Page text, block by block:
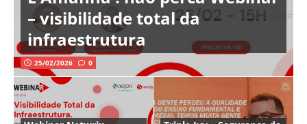
– visibilidade total da
infraestrutura
25/02/2026 0